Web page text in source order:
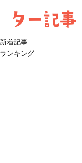
ター記事
新着記事
ランキング